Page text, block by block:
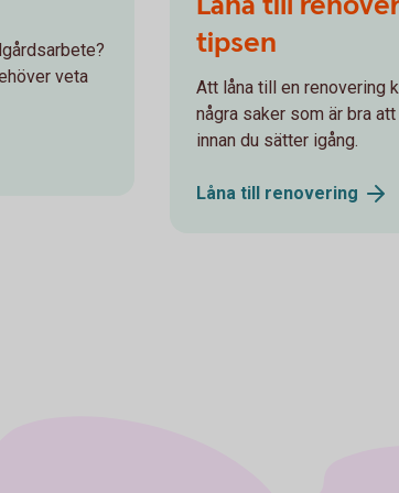
veta
tipsen
Att låna till en renovering
några saker som är bra
innan du sätter igång.
Låna till renovering